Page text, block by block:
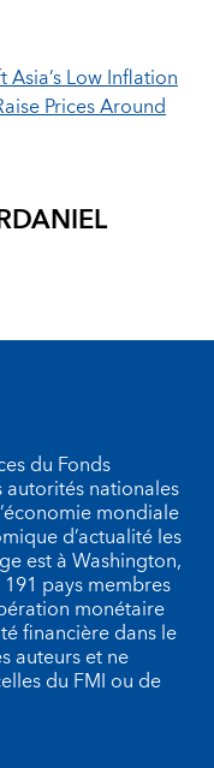
Low Inflation
Prices Around
DANIEL
du Fonds
nationales
mondiale
d’actualité les
est à Washington,
pays membres
monétaire
financière dans le
auteurs et ne
du FMI ou de